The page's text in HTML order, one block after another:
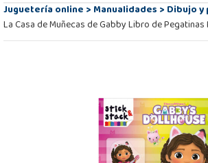
Juguetería online>Manualidades>Dibujo
La Casa de Muñecas de Gabby Libro de Pegatinas